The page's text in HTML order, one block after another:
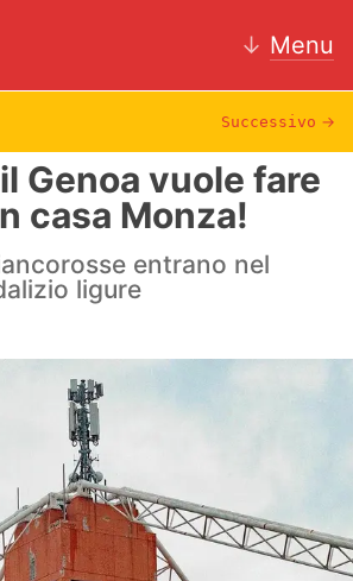
↓ Menu
Successivo →
Genoa vuole fare
casa Monza!
entrano nel
ligure